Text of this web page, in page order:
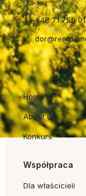
+48 71 755
Szybkie linki
Home
About us
Konkurs
Współpraca
Dla właścicieli